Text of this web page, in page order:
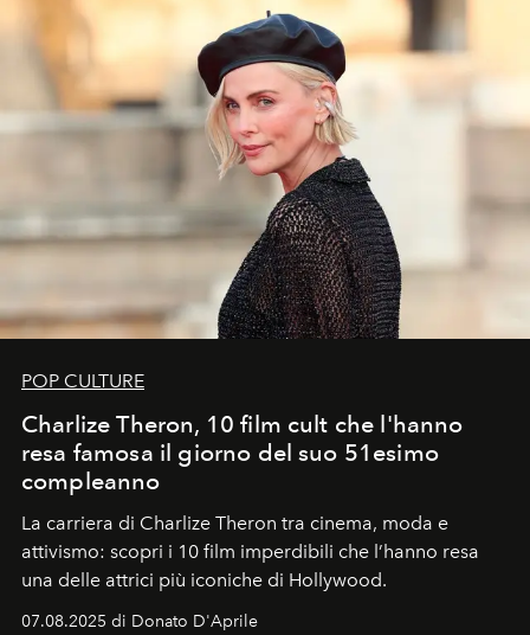
POP CULTURE
Charlize Theron, 10 film cult che l'hanno
resa famosa il giorno del suo 51esimo
compleanno
La carriera di Charlize Theron tra cinema, moda e
attivismo: scopri i 10 film imperdibili che l’hanno resa
una delle attrici più iconiche di Hollywood.
07.08.2025 di Donato D'Aprile